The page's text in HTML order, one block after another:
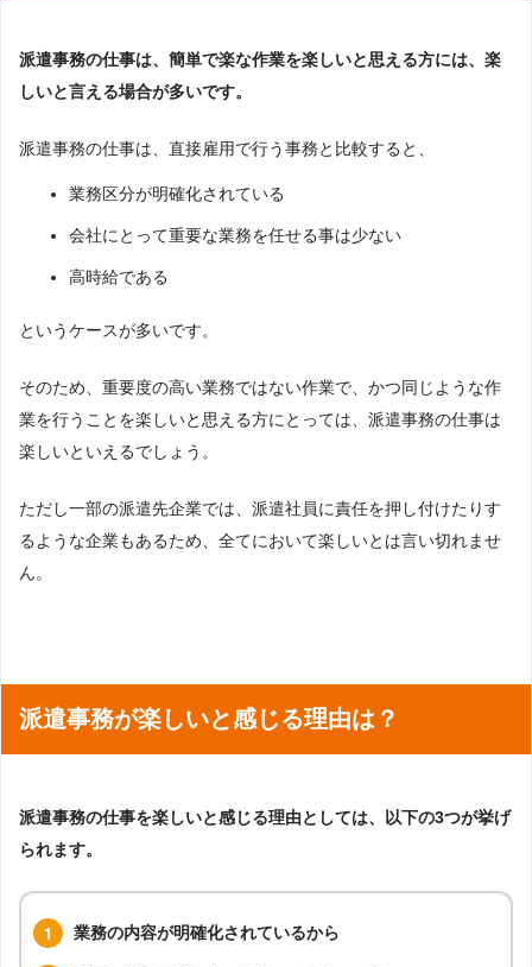
派遣事務の仕事は、簡単で楽な作業を楽しいと思える方には、楽
しいと言える場合が多いです。
派遣事務の仕事は、直接雇用で行う事務と比較すると、
業務区分が明確化されている
会社にとって重要な業務を任せる事は少ない
高時給である
というケースが多いです。
そのため、重要度の高い業務ではない作業で、かつ同じような作
業を行うことを楽しいと思える方にとっては、派遣事務の仕事は
楽しいといえるでしょう。
ただし一部の派遣先企業では、派遣社員に責任を押し付けたりす
るような企業もあるため、全てにおいて楽しいとは言い切れませ
ん。
派遣事務が楽しいと感じる理由は？
派遣事務の仕事を楽しいと感じる理由としては、以下の3つが挙げ
られます。
業務の内容が明確化されているから